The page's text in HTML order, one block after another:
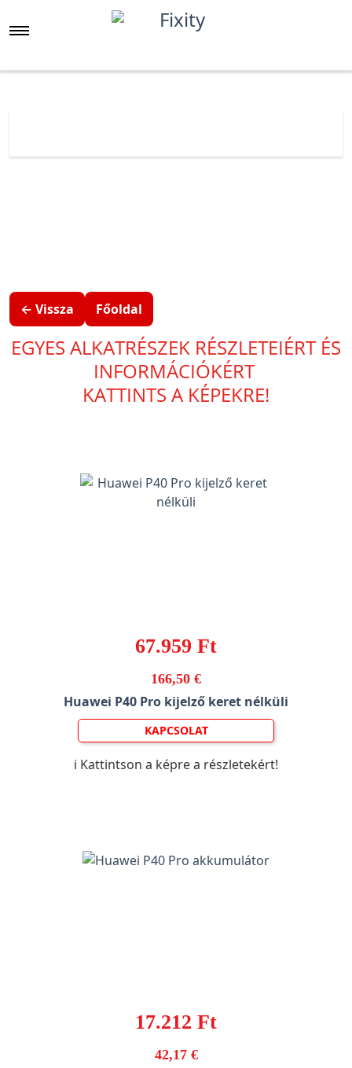
← Vissza Főoldal
EGYES ALKATRÉSZEK RÉSZLETEIÉRT ÉS
INFORMÁCIÓKÉRT
KATTINTS A KÉPEKRE!
67.959 Ft
166,50 €
Huawei P40 Pro kijelző keret nélküli
KAPCSOLAT
ℹ️ Kattintson a képre a részletekért!
17.212 Ft
42,17 €